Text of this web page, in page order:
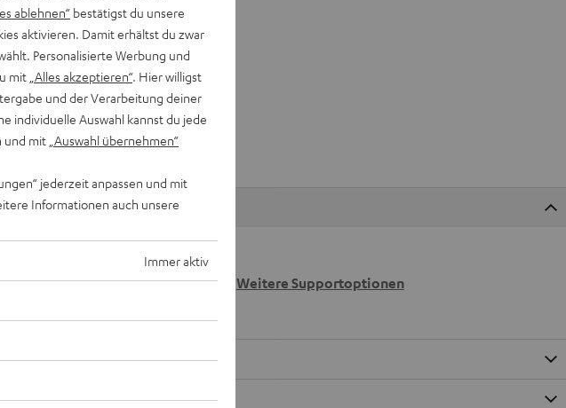
in der Nähe? Kein Problem, wir
persönlich am Telefon.
Weitere Supportoptionen
ablehnen“ bestätigst du unsere
aktivieren. Damit erhältst du zwar
Personalisierte Werbung und
mit „Alles akzeptieren“. Hier willigst
und der Verarbeitung deiner
individuelle Auswahl kannst du jede
und mit „Auswahl übernehmen“
jederzeit anpassen und mit
Informationen auch unsere
Immer aktiv